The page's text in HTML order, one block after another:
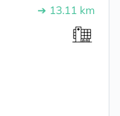
➔ 13.11 km